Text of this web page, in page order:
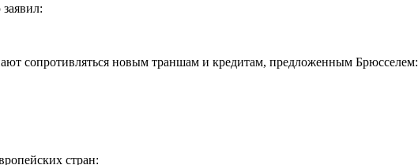
сопротивляться новым траншам и кредитам, предложенным Брюсселем:
стран: